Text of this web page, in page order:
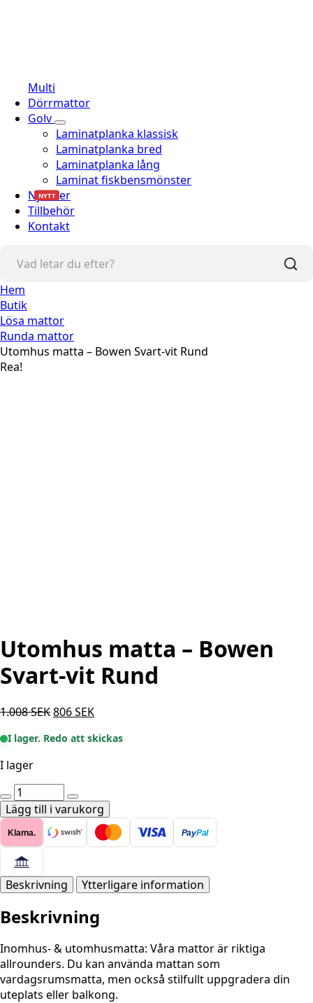
Multi
Dörrmattor
Golv
Laminatplanka klassisk
Laminatplanka bred
Laminatplanka lång
Laminat fiskbensmönster
Nyheter
NYTT
Tillbehör
Kontakt
Hem
Butik
Lösa mattor
Runda mattor
Utomhus matta – Bowen Svart-vit Rund
Rea!
Utomhus matta – Bowen
Svart-vit Rund
1.008SEKDet
priset
806SEKDet
priset
I lager. Redo att skickas
I lager
Utomhus
matta
-
Bowen
Svart-
Rund
Lägg till i varukorg
Klarna. PayPal
Beskrivning Ytterligare information
Beskrivning
Inomhus- & utomhusmatta: Våra mattor är riktiga
allrounders. Du kan använda mattan som
vardagsrumsmatta, men också stilfullt uppgradera din
uteplats eller balkong.